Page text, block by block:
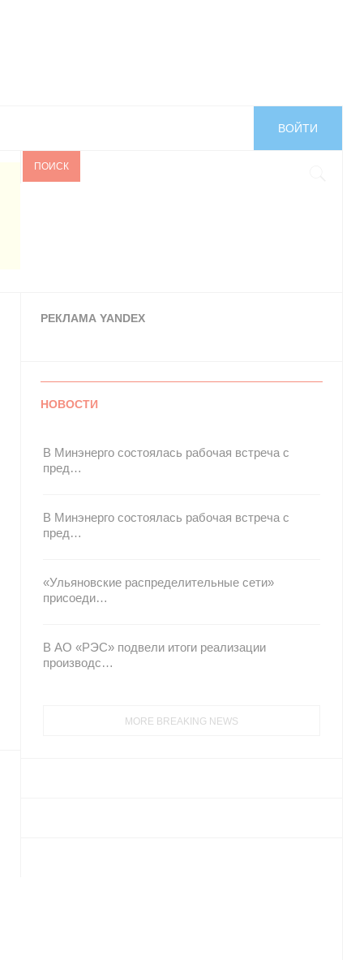
ВОЙТИ
ПОИСК
РЕКЛАМА YANDEX
НОВОСТИ
В Минэнерго состоялась рабочая встреча с
пред…
В Минэнерго состоялась рабочая встреча с
пред…
«Ульяновские распределительные сети»
присоеди…
В АО «РЭС» подвели итоги реализации
производс…
MORE BREAKING NEWS